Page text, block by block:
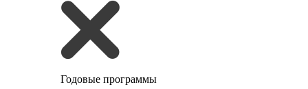
Годовые программы